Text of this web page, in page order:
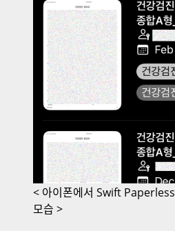
< 아이폰에서 Swift
모습 >